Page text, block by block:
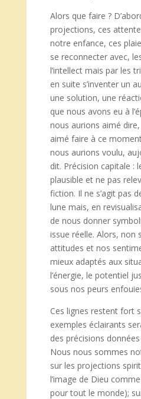
Alors que faire ?
projections, ces
notre enfance, ces
se reconnecter avec,
l’intellect mais par les
en suite s’inventer un
une solution, une
que nous avons eu à
nous aurions aimé
aimé faire à ce
nous aurions voulu,
dit. Précision capitale :
plausible et ne pas
fiction. Il ne s’agit pas
lune mais, en
de nous donner
issue réelle. Alors, non
attitudes et nos
mieux adaptés aux
l’énergie, le potentiel
sous nos peurs
Ces lignes restent fort
exemples éclairants
des précisions données
Nous nous sommes
sur les projections
l’image de Dieu
pour tout le monde);